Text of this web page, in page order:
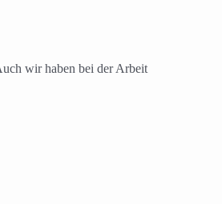
wir haben bei der Arbeit